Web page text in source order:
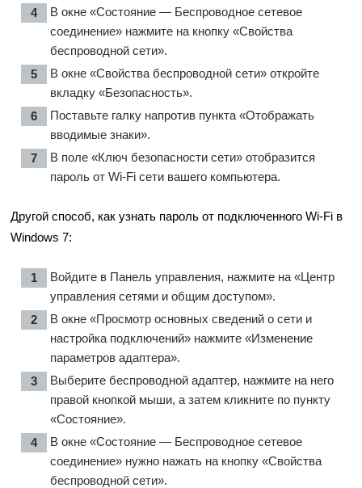
В окне «Состояние — Беспроводное сетевое
соединение» нажмите на кнопку «Свойства
беспроводной сети».
В окне «Свойства беспроводной сети» откройте
вкладку «Безопасность».
Поставьте галку напротив пункта «Отображать
вводимые знаки».
В поле «Ключ безопасности сети» отобразится
пароль от Wi-Fi сети вашего компьютера.
Другой способ, как узнать пароль от подключенного Wi-Fi в
Windows 7:
Войдите в Панель управления, нажмите на «Центр
управления сетями и общим доступом».
В окне «Просмотр основных сведений о сети и
настройка подключений» нажмите «Изменение
параметров адаптера».
Выберите беспроводной адаптер, нажмите на него
правой кнопкой мыши, а затем кликните по пункту
«Состояние».
В окне «Состояние — Беспроводное сетевое
соединение» нужно нажать на кнопку «Свойства
беспроводной сети».